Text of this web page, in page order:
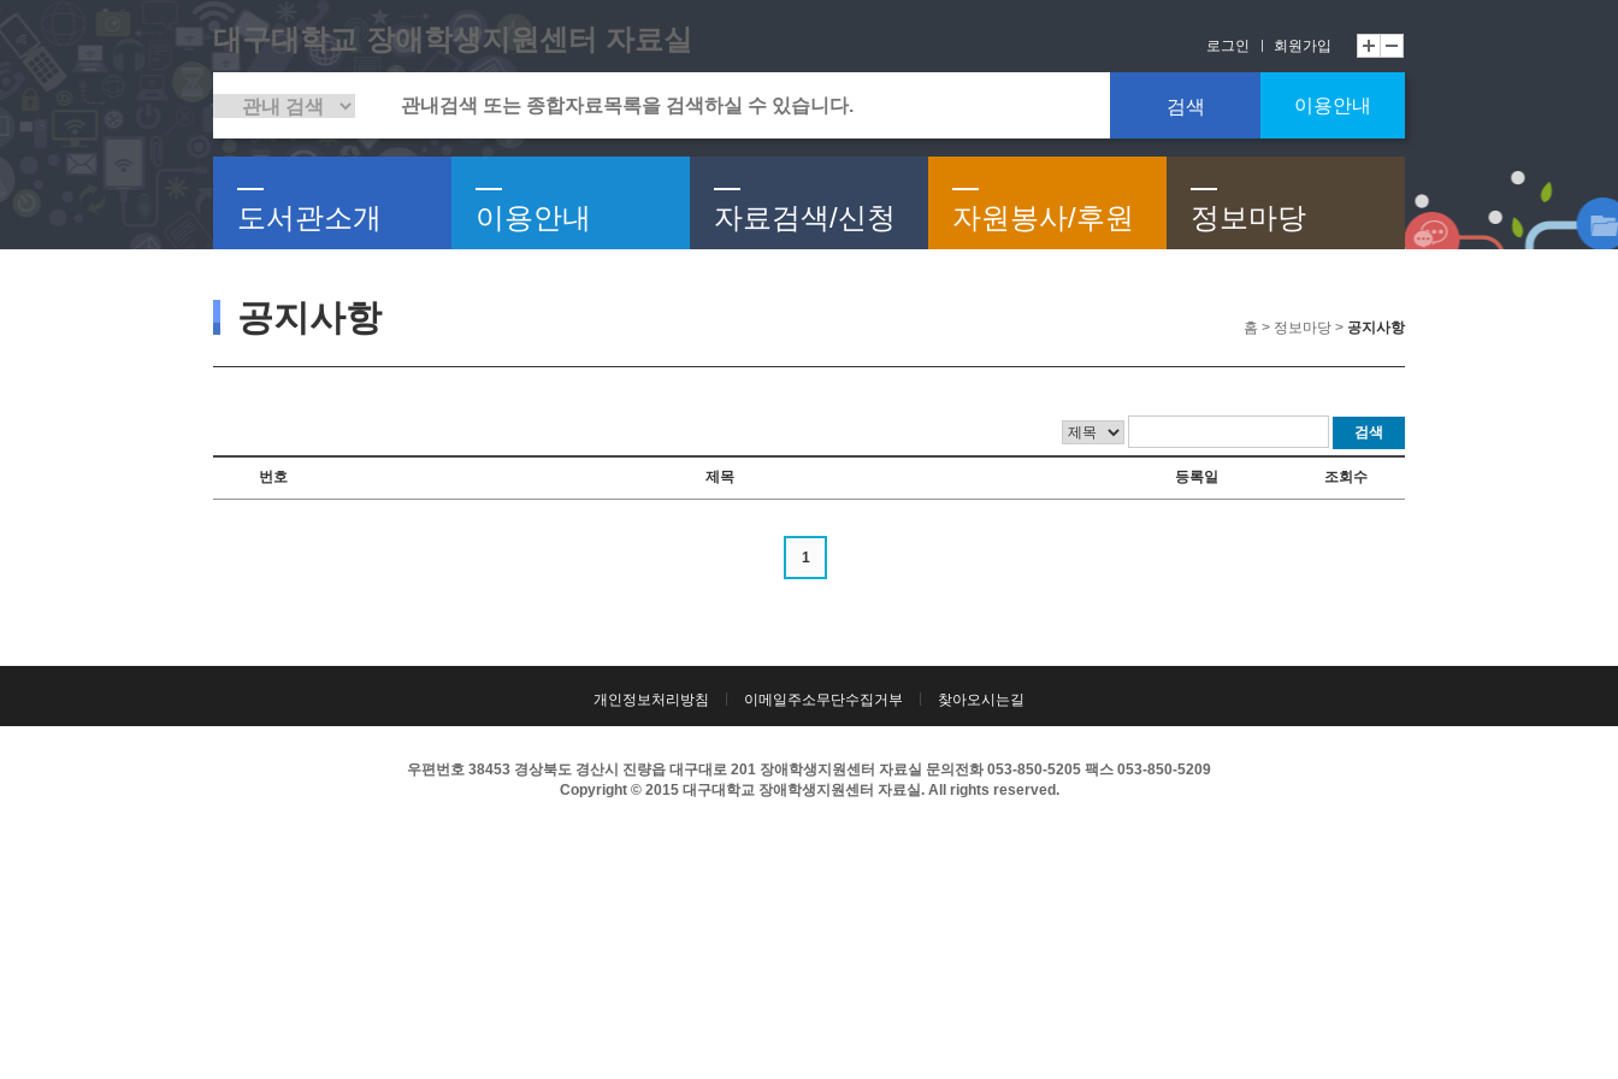
대구대학교 장애학생지원센터 자료실 로그인 회원가입
검색 이용안내
도서관소개 이용안내 자료검색/신청 자원봉사/후원 정보마당
공지사항 홈 > 정보마당 > 공지사항
검색
번호 제목 등록일 조회수
1
개인정보처리방침 이메일주소무단수집거부 찾아오시는길
우편번호 38453 경상북도 경산시 진량읍 대구대로 201 장애학생지원센터 자료실 문의전화 053-850-5205 팩스 053-850-5209
Copyright © 2015 대구대학교 장애학생지원센터 자료실. All rights reserved.